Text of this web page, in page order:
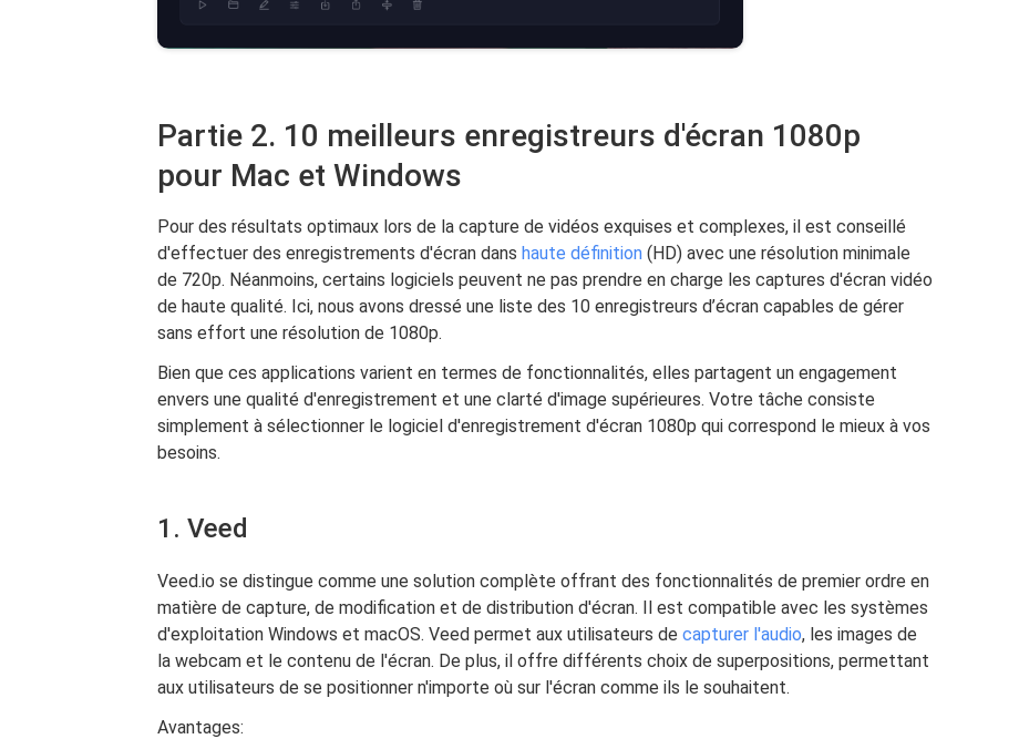
Partie 2. 10 meilleurs enregistreurs d'écran 1080p
pour Mac et Windows
Pour des résultats optimaux lors de la capture de vidéos exquises et complexes, il est conseillé
d'effectuer des enregistrements d'écran dans haute définition (HD) avec une résolution minimale
de 720p. Néanmoins, certains logiciels peuvent ne pas prendre en charge les captures d'écran vidéo
de haute qualité. Ici, nous avons dressé une liste des 10 enregistreurs d’écran capables de gérer
sans effort une résolution de 1080p.
Bien que ces applications varient en termes de fonctionnalités, elles partagent un engagement
envers une qualité d'enregistrement et une clarté d'image supérieures. Votre tâche consiste
simplement à sélectionner le logiciel d'enregistrement d'écran 1080p qui correspond le mieux à vos
besoins.
1. Veed
Veed.io se distingue comme une solution complète offrant des fonctionnalités de premier ordre en
matière de capture, de modification et de distribution d'écran. Il est compatible avec les systèmes
d'exploitation Windows et macOS. Veed permet aux utilisateurs de capturer l'audio, les images de
la webcam et le contenu de l'écran. De plus, il offre différents choix de superpositions, permettant
aux utilisateurs de se positionner n'importe où sur l'écran comme ils le souhaitent.
Avantages: